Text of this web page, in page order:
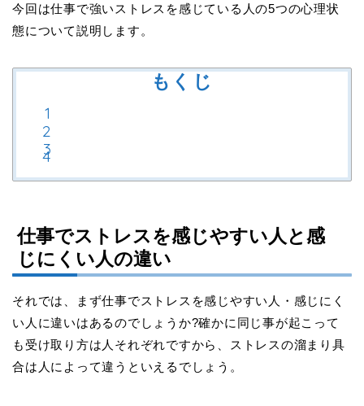
今回は仕事で強いストレスを感じている人の5つの心理状
態について説明します。
もくじ
仕事でストレスを感じやすい人と感
じにくい人の違い
それでは、まず仕事でストレスを感じやすい人・感じにく
い人に違いはあるのでしょうか?確かに同じ事が起こって
も受け取り方は人それぞれですから、ストレスの溜まり具
合は人によって違うといえるでしょう。